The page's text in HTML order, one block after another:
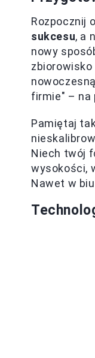
Rozpocznij
sukcesu, a
nowy
zbiorowisko
firmie" – na
Pamiętaj
Niech twój
wysokości,
Nawet w